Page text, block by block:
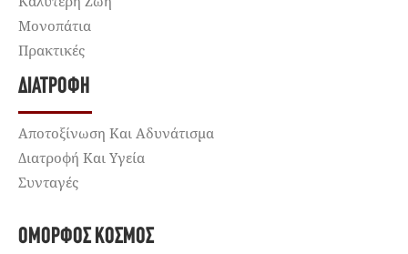
Μονοπάτια
Πρακτικές
ΔΙΑΤΡΟΦΉ
Αποτοξίνωση Και Αδυνάτισμα
Διατροφή Και Υγεία
Συνταγές
ΌΜΟΡΦΟΣ ΚΌΣΜΟΣ